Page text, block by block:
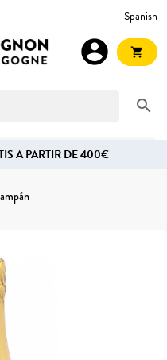
Spanish
search
account_circle shopping_cart
A PARTIR DE 400€